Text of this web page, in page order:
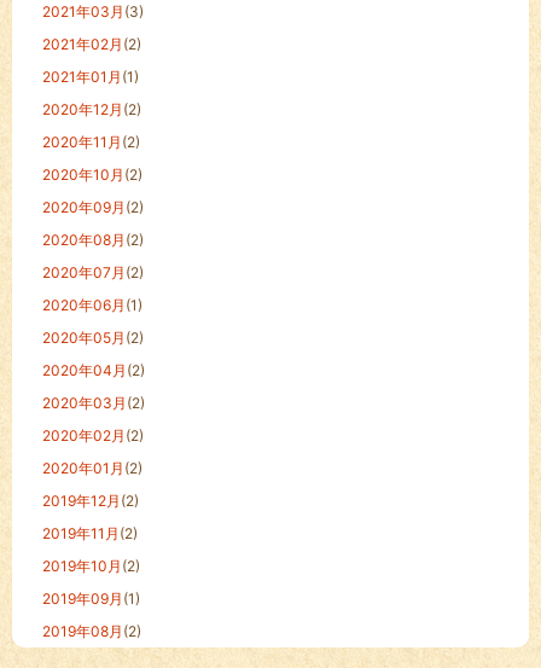
2021年03月 (3)
2021年02月 (2)
2021年01月 (1)
2020年12月 (2)
2020年11月 (2)
2020年10月 (2)
2020年09月 (2)
2020年08月 (2)
2020年07月 (2)
2020年06月 (1)
2020年05月 (2)
2020年04月 (2)
2020年03月 (2)
2020年02月 (2)
2020年01月 (2)
2019年12月 (2)
2019年11月 (2)
2019年10月 (2)
2019年09月 (1)
2019年08月 (2)